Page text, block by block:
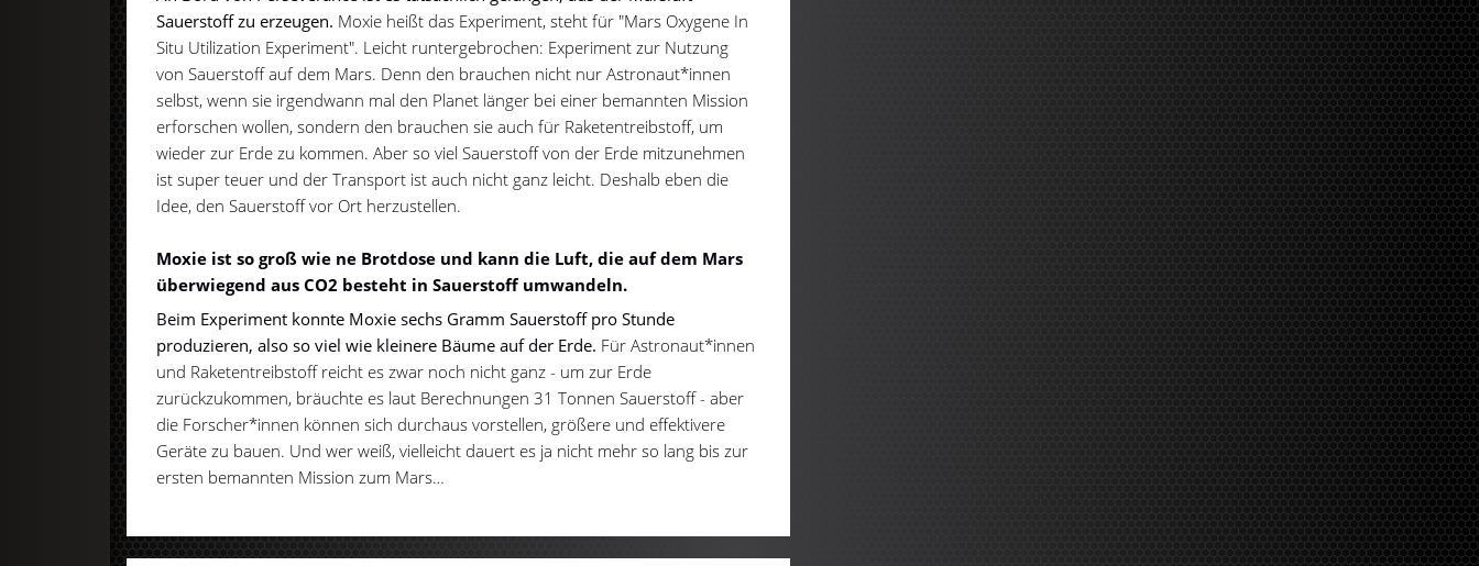
Sauerstoff zu erzeugen. Moxie heißt das Experiment, steht für "Mars Oxygene In
Situ Utilization Experiment". Leicht runtergebrochen: Experiment zur Nutzung
von Sauerstoff auf dem Mars. Denn den brauchen nicht nur Astronaut*innen
selbst, wenn sie irgendwann mal den Planet länger bei einer bemannten Mission
erforschen wollen, sondern den brauchen sie auch für Raketentreibstoff, um
wieder zur Erde zu kommen. Aber so viel Sauerstoff von der Erde mitzunehmen
ist super teuer und der Transport ist auch nicht ganz leicht. Deshalb eben die
Idee, den Sauerstoff vor Ort herzustellen.
Moxie ist so groß wie ne Brotdose und kann die Luft, die auf dem Mars
überwiegend aus CO2 besteht in Sauerstoff umwandeln.
Beim Experiment konnte Moxie sechs Gramm Sauerstoff pro Stunde
produzieren, also so viel wie kleinere Bäume auf der Erde. Für Astronaut*innen
und Raketentreibstoff reicht es zwar noch nicht ganz - um zur Erde
zurückzukommen, bräuchte es laut Berechnungen 31 Tonnen Sauerstoff - aber
die Forscher*innen können sich durchaus vorstellen, größere und effektivere
Geräte zu bauen. Und wer weiß, vielleicht dauert es ja nicht mehr so lang bis zur
ersten bemannten Mission zum Mars…